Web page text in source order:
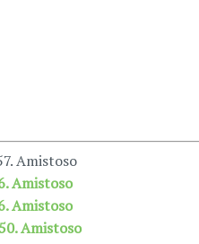
Amistoso
Amistoso
Amistoso
Amistoso